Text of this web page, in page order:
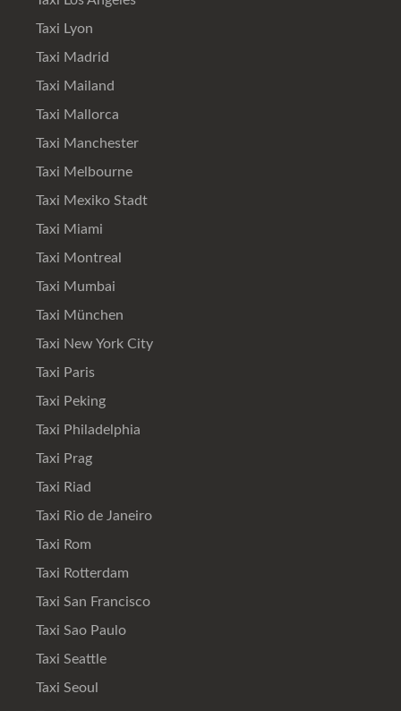
Taxi Lyon
Taxi Madrid
Taxi Mailand
Taxi Mallorca
Taxi Manchester
Taxi Melbourne
Taxi Mexiko Stadt
Taxi Miami
Taxi Montreal
Taxi Mumbai
Taxi München
Taxi New York City
Taxi Paris
Taxi Peking
Taxi Philadelphia
Taxi Prag
Taxi Riad
Taxi Rio de Janeiro
Taxi Rom
Taxi Rotterdam
Taxi San Francisco
Taxi Sao Paulo
Taxi Seattle
Taxi Seoul